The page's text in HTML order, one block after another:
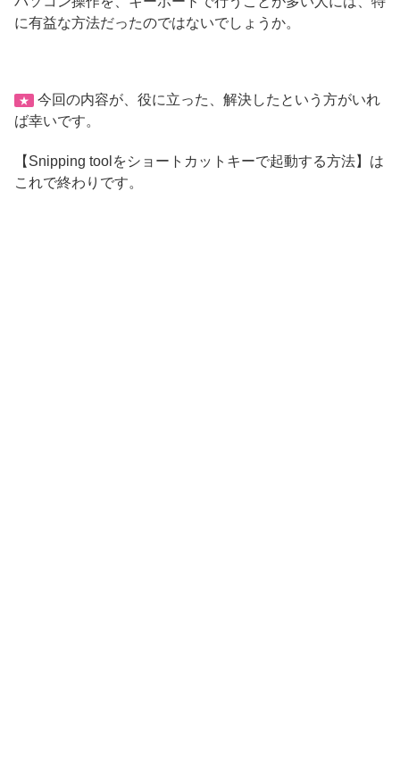
に有益な方法だったのではないでしょうか。
★
今回の内容が、役に立った、解決したという方がいれ
ば幸いです。
【Snipping toolをショートカットキーで起動する方法】は
これで終わりです。